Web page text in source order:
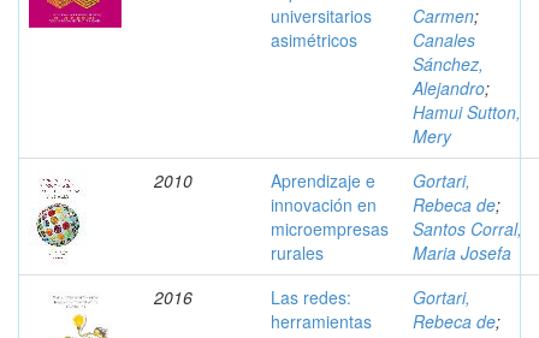
universitarios
asimétricos
Carmen;
Canales
Sánchez,
Alejandro;
Hamui Sutton,
Mery
2010
Aprendizaje e
innovación en
microempresas
rurales
Gortari,
Rebeca de;
Santos Corral,
Maria Josefa
2016
Las redes:
herramientas
Gortari,
Rebeca de;